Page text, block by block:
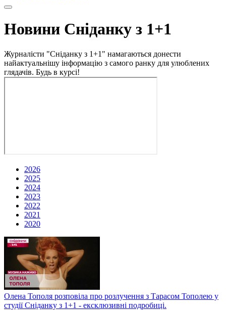
Новини Сніданку з 1+1
Журналісти "Сніданку з 1+1" намагаються донести
найактуальнішу інформацію з самого ранку для улюблених
глядачів. Будь в курсі!
2026
2025
2024
2023
2022
2021
2020
Олена Тополя розповіла про розлучення з Тарасом Тополею у
студії Сніданку з 1+1 - ексклюзивні подробиці.